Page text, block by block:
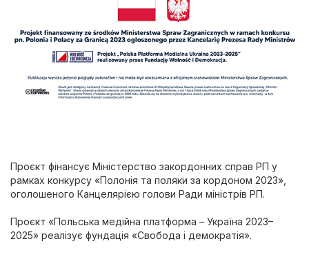
Проєкт фінансує Міністерство закордонних справ РП у
рамках конкурсу «Полонія та поляки за кордоном 2023»,
оголошеного Канцелярією голови Ради міністрів РП.
Проєкт «Польська медійна платформа – Україна 2023–
2025» реалізує фундація «Свобода і демократія».